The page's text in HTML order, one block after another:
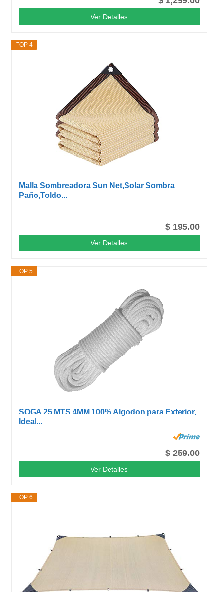
Ver Detalles
TOP 4
Malla Sombreadora Sun Net,Solar Sombra
Paño,Toldo...
$ 195.00
Ver Detalles
TOP 5
SOGA 25 MTS 4MM 100% Algodon para Exterior,
Ideal...
$ 259.00
Ver Detalles
TOP 6